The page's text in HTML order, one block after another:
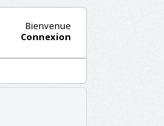
Bienvenue
Connexion